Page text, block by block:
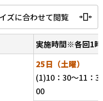
ズに合わせて閲覧
実施時間※各回1
25日（土曜）
(1)10：30～11：
00